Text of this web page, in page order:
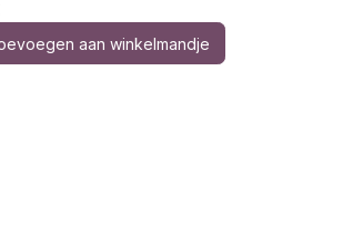
aan winkelmandje